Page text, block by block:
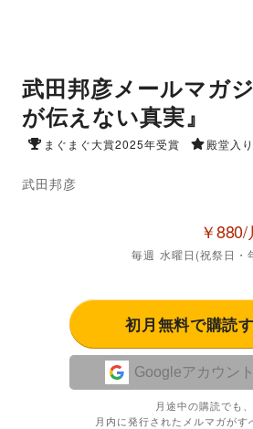
武田邦彦メールマガ
が伝えない真実』
まぐまぐ大賞2025年受賞 殿堂入り
武田邦彦
￥880/
毎週 水曜日(祝祭日・
初月無料で購読
Googleアカウン
月途中の購読でも、
月内に発行されたメルマガがす